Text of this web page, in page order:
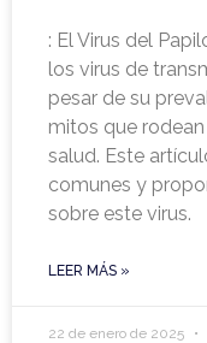
: El Virus del
los virus de
pesar de su
mitos que
salud. Este
comunes y
sobre este virus.
LEER MÁS »
22 de enero de 2025